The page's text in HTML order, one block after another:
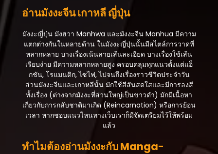
อ่านมังงะจีน เกาหลี ญี่ปุ่น
มังงะญี่ปุ่น มังฮวา Manhwa และมังงะจีน Manhua มีความ
แตกต่างกันในหลายด้าน ในมังงะญี่ปุ่นนั้นมีสไตล์การวาดที่
หลากหลาย บางเรื่องเน้นลายเส้นละเอียด บางเรื่องใช้เส้น
เรียบง่าย มีความหลากหลายสูง ครอบคลุมทุกแนวตั้งแต่แอ็
กชัน, โรแมนติก, ไซไฟ, ไปจนถึงเรื่องราวชีวิตประจำวัน
ส่วนมังงะจีนและเกาหลีนั้น มักใช้สีสันสดใสและมีการลงสี
ทั้งเรื่อง (ต่างจากมังงะที่ส่วนใหญ่เป็นขาวดำ) มักมีเนื้อหา
เกี่ยวกับการกลับชาติมาเกิด (Reincarnation) หรือการย้อน
เวลา หากชอบแนวไหนทางเว็บเราก็มีจัดเตรียมไว้ให้พร้อม
แล้ว
ทำไมต้องอ่านมังงะกับ Manga-